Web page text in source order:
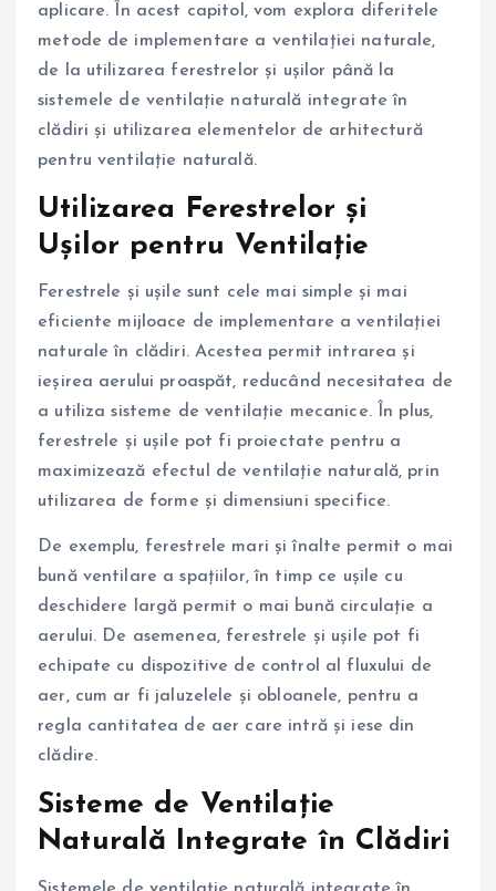
aplicare. În acest capitol, vom explora diferitele
metode de implementare a ventilației naturale,
de la utilizarea ferestrelor și ușilor până la
sistemele de ventilație naturală integrate în
clădiri și utilizarea elementelor de arhitectură
pentru ventilație naturală.
Utilizarea Ferestrelor și
Ușilor pentru Ventilație
Ferestrele și ușile sunt cele mai simple și mai
eficiente mijloace de implementare a ventilației
naturale în clădiri. Acestea permit intrarea și
ieșirea aerului proaspăt, reducând necesitatea de
a utiliza sisteme de ventilație mecanice. În plus,
ferestrele și ușile pot fi proiectate pentru a
maximizează efectul de ventilație naturală, prin
utilizarea de forme și dimensiuni specifice.
De exemplu, ferestrele mari și înalte permit o mai
bună ventilare a spațiilor, în timp ce ușile cu
deschidere largă permit o mai bună circulație a
aerului. De asemenea, ferestrele și ușile pot fi
echipate cu dispozitive de control al fluxului de
aer, cum ar fi jaluzelele și obloanele, pentru a
regla cantitatea de aer care intră și iese din
clădire.
Sisteme de Ventilație
Naturală Integrate în Clădiri